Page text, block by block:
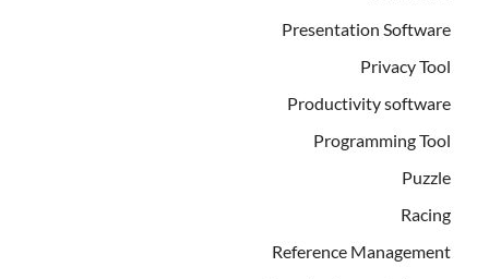
Presentation Software
Privacy Tool
Productivity software
Programming Tool
Puzzle
Racing
Reference Management